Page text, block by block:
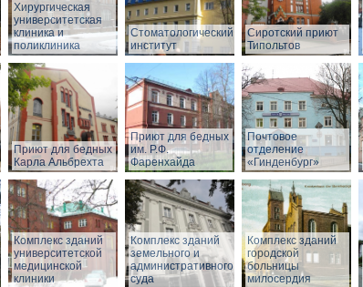
Хирургическая
университетская
клиника и
поликлиника
Стоматологический
институт
Сиротский приют
Типольтов
Приют для бедных
Карла Альбрехта
Приют для бедных
им. Р.Ф.
Фаренхайда
Почтовое
отделение
«Гинденбург»
Комплекс зданий
университетской
медицинской
клиники
Комплекс зданий
земельного и
административного
суда
Комплекс зданий
городской
больницы
милосердия